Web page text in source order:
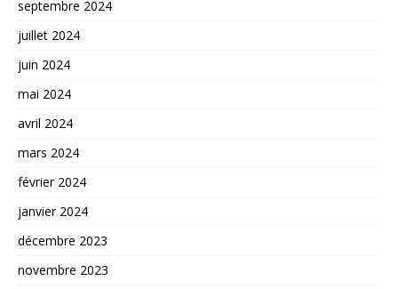
septembre 2024
juillet 2024
juin 2024
mai 2024
avril 2024
mars 2024
février 2024
janvier 2024
décembre 2023
novembre 2023